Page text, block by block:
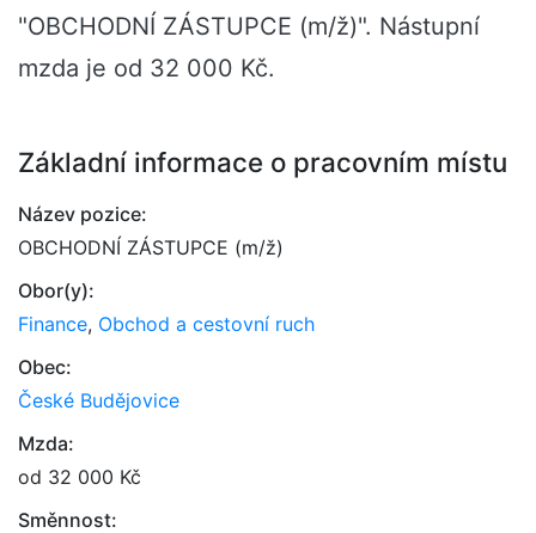
"OBCHODNÍ ZÁSTUPCE (m/ž)". Nástupní
mzda je od 32 000 Kč.
Základní informace o pracovním místu
Název pozice:
OBCHODNÍ ZÁSTUPCE (m/ž)
Obor(y):
Finance, Obchod a cestovní ruch
Obec:
České Budějovice
Mzda:
od 32 000 Kč
Směnnost: